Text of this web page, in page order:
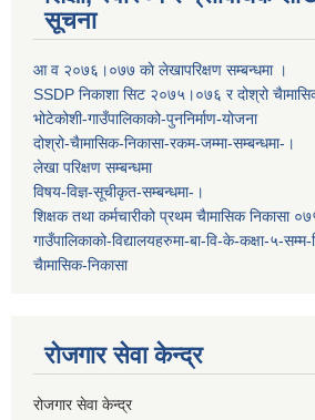
सूचना
आ व २०७६।०७७ काे लेखापरिक्षण सम्बन्धमा ।
SSDP निकाशा सिट २०७५।०७६ र दोश्रो
भोटेकोशी-गाउँपालिकाको-पुननिर्माण-योजना
दोश्रो-चैामासिक-निकासा-रकम-जम्मा-सम्बन्धमा-।
लेखा परिक्षण सम्बन्धमा
विषय-विज्ञ-सूचीकृत-सम्बन्धमा-।
शिक्षक तथा कर्मचारीको प्रथम च‌ैामासिक निकासा
गाउँपालिकाको-विद्यालयहरुमा-बा-वि-के-कक्षा-५-
चैामासिक-निकासा
रोजगार सेवा केन्द्र
रोजगार सेवा केन्द्र